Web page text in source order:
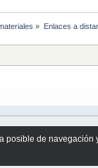
» Enlaces a
posible de